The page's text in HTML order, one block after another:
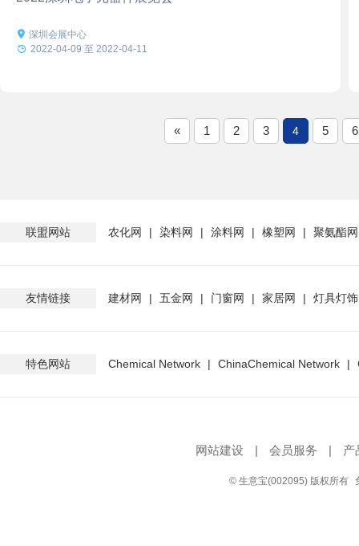
 深圳会展中心
 2022-04-09 至 2022-04-11
« 1 2 3 4 5 6
联盟网站 农化网 | 染料网 | 涂料网 | 橡塑网 | 聚氨酯网
友情链接 建材网 | 五金网 | 门窗网 | 家居网 | 灯具灯
特色网站 Chemical Network | ChinaChemical Network |
网站建设 | 会员服务 | 产
© 生意宝(002095) 版权所有